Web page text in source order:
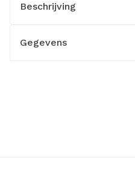
Beschrijving
Gegevens